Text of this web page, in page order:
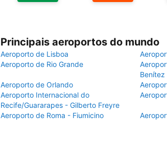
Principais aeroportos do mundo
Aeroporto de Lisboa
Aeroporto de Rio Grande
Benítez
Aeroporto de Orlando
Aeroporto Internacional do
Recife/Guararapes - Gilberto Freyre
Aeroporto de Roma - Fiumicino